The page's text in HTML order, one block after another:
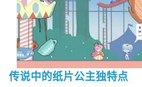
传说中的纸片公主独特点